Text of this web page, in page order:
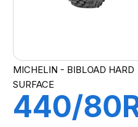
MICHELIN - BIBLOAD HARD
SURFACE
440/